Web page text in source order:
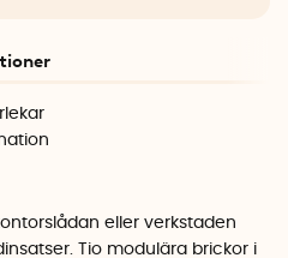
eller verkstaden
Tio modulära brickor i